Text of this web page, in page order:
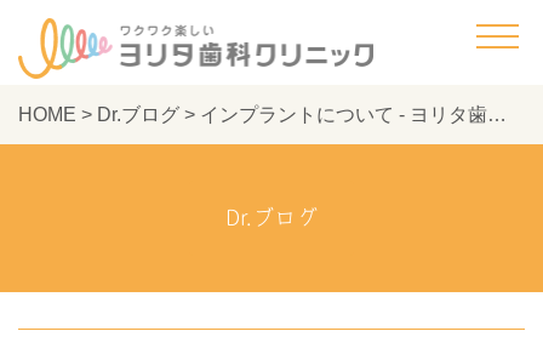
HOME > Dr.ブログ > インプラントについて - ヨリタ歯科クリニック
Dr.ブログ